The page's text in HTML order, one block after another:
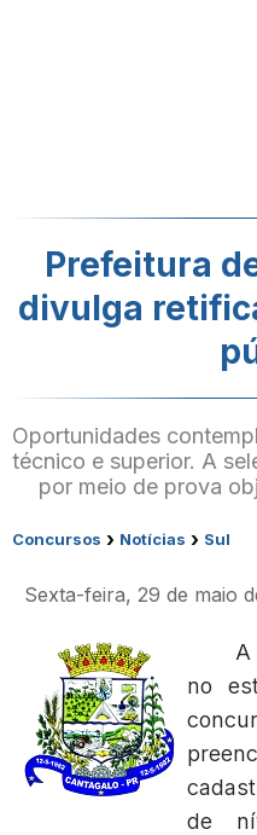
Prefeitura
divulga
Oportunidades
técnico e superior. A
por meio de prova
Concursos › Notícias › Sul
Sexta-feira, 29 de maio
A
no
de